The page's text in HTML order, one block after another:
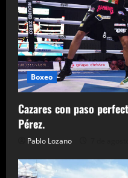
Boxeo
Cazares con paso
Pérez.
Pablo Lozano